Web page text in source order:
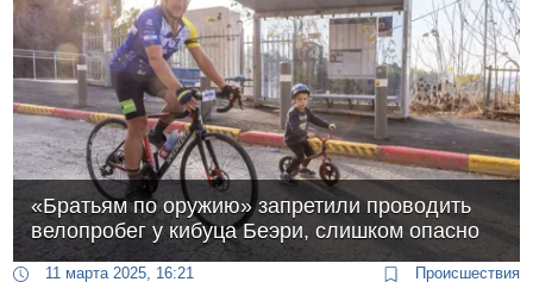
«Братьям по оружию» запретили проводить
велопробег у кибуца Беэри, слишком опасно
11 марта 2025, 16:21 Происшествия